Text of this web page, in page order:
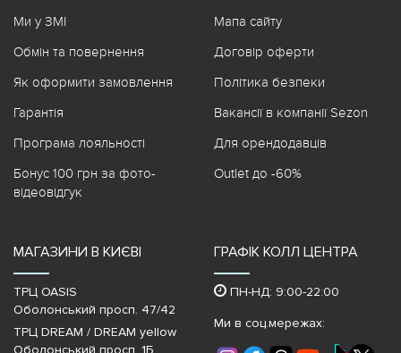
Ми у ЗМІ
Обмін та повернення
Як оформити замовлення
Гарантія
Програма лояльності
Бонус 100 грн за фото-
відеовідгук
Мапа сайту
Договір оферти
Політика безпеки
Вакансії в компанії Sezon
Для орендодавців
Outlet до -60%
МАГАЗИНИ В КИЄВІ
ТРЦ OASIS
Оболонський просп. 47/42
ТРЦ DREAM / DREAM yellow
Оболонський просп, 1Б
ГРАФІК КОЛЛ ЦЕНТРА
ПН-НД: 9:00-22:00
Ми в соц.мережах: